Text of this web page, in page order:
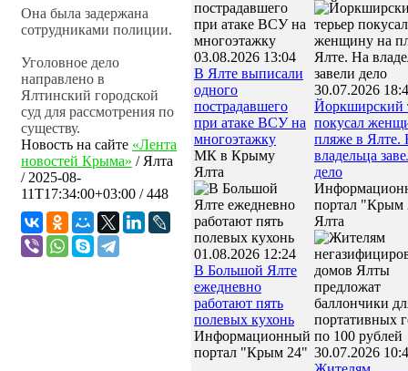
Она была задержана
сотрудниками полиции.
Уголовное дело
направлено в
Ялтинский городской
суд для рассмотрения по
существу.
Новость на сайте «Лента
новостей Крыма» / Ялта
/ 2025-08-
11T17:34:00+03:00 / 448
03.08.2026 13:04
В Ялте выписали
одного
пострадавшего
при атаке ВСУ на
многоэтажку
МК в Крыму
Ялта
01.08.2026 12:24
В Большой Ялте
ежедневно
работают пять
полевых кухонь
Информационный
портал "Крым 24"
30.07.2026
Йоркширский
покусал
пляже в Ялте.
владельца
дело
портал "Крым
Ялта
30.07.2026